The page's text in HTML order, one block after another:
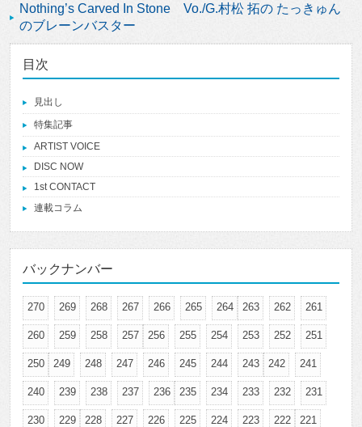
Nothing’s Carved In Stone Vo./G.村松 拓の たっきゅん
のブレーンバスター
目次
見出し
特集記事
ARTIST VOICE
DISC NOW
1st CONTACT
連載コラム
バックナンバー
270 269 268 267 266 265 264 263 262 261
260 259 258 257 256 255 254 253 252 251
250 249 248 247 246 245 244 243 242 241
240 239 238 237 236 235 234 233 232 231
230 229 228 227 226 225 224 223 222 221